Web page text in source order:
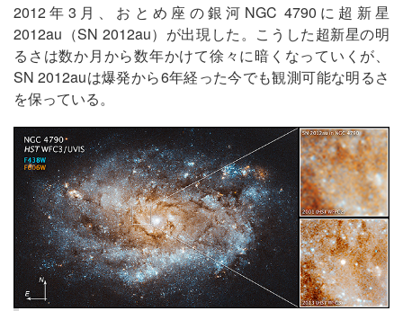
2012年3月、おとめ座の銀河NGC 4790に超新星
2012au（SN 2012au）が出現した。こうした超新星の明
るさは数か月から数年かけて徐々に暗くなっていくが、
SN 2012auは爆発から6年経った今でも観測可能な明るさ
を保っている。